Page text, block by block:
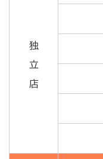
独
立
店